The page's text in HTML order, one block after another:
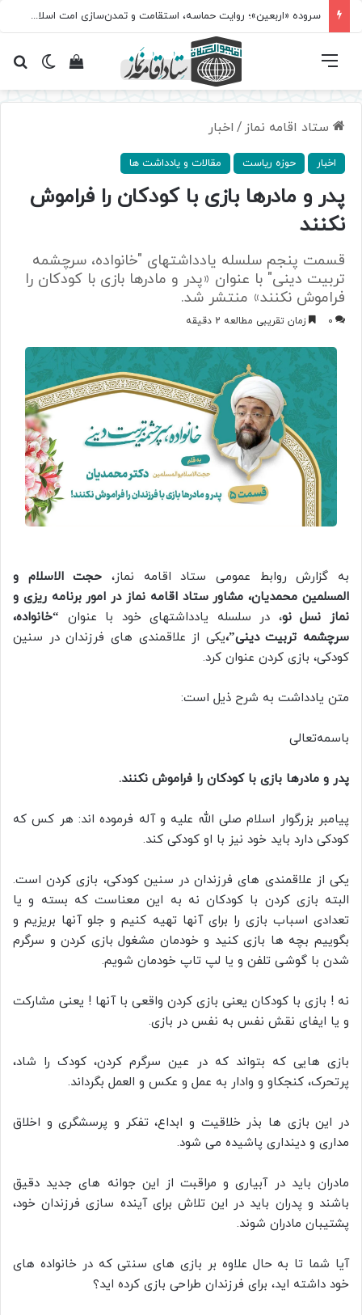
سروده‌ «اربعین»؛ روایت حماسه، استقامت و تمدن‌سازی امت اسلامی
تغییرمشاهده فهرست
ستاد اقامه نماز / اخبار
اخبار حوزه ریاست مقالات و یادداشت ها
پدر و مادرها بازی با کودکان را فراموش
نکنند
قسمت پنجم سلسله یادداشتهای "خانواده، سرچشمه
تربیت دینی" با عنوان «پدر و مادرها بازی با کودکان را
فراموش نکنند» منتشر شد.
0 زمان تقریبی مطالعه 2 دقیقه
به گزارش روابط عمومی ستاد اقامه نماز، حجت الاسلام و
المسلمین محمدیان، مشاور ستاد اقامه نماز در امور برنامه ریزی و
نماز نسل نو، در سلسله یادداشتهای خود با عنوان “خانواده،
سرچشمه تربیت دینی”،یکی از علاقمندی های فرزندان در سنین
کودکی، بازی کردن عنوان کرد.
متن یادداشت به شرح ذیل است:
باسمه‌تعالی
پدر و مادرها بازی با کودکان را فراموش نکنند.
پیامبر بزرگوار اسلام صلی الله علیه و آله فرموده اند: هر کس که
کودکی دارد باید خود نیز با او کودکی کند.
یکی از علاقمندی های فرزندان در سنین کودکی، بازی کردن است.
البته بازی کردن با کودکان نه به این معناست که بسته و یا
تعدادی اسباب بازی را برای آنها تهیه کنیم و جلو آنها بریزیم و
بگوییم بچه ها بازی کنید و خودمان مشغول بازی کردن و سرگرم
شدن با گوشی تلفن و یا لپ تاپ خودمان شویم.
نه ! بازی با کودکان یعنی بازی کردن واقعی با آنها ! یعنی مشارکت
و یا ایفای نقش نفس به نفس در بازی.
بازی هایی که بتواند که در عین سرگرم کردن، کودک را شاد،
پرتحرک، کنجکاو و وادار به عمل و عکس و العمل بگرداند.
در این بازی ها بذر خلاقیت و ابداع، تفکر و پرسشگری و اخلاق
مداری و دینداری پاشیده می شود.
مادران باید در آبیاری و مراقبت از این جوانه های جدید دقیق
باشند و پدران باید در این تلاش برای آینده سازی فرزندان خود،
پشتیبان مادران شوند.
آیا شما تا به حال علاوه بر بازی های سنتی که در خانواده های
خود داشته اید، برای فرزندان طراحی بازی کرده اید؟